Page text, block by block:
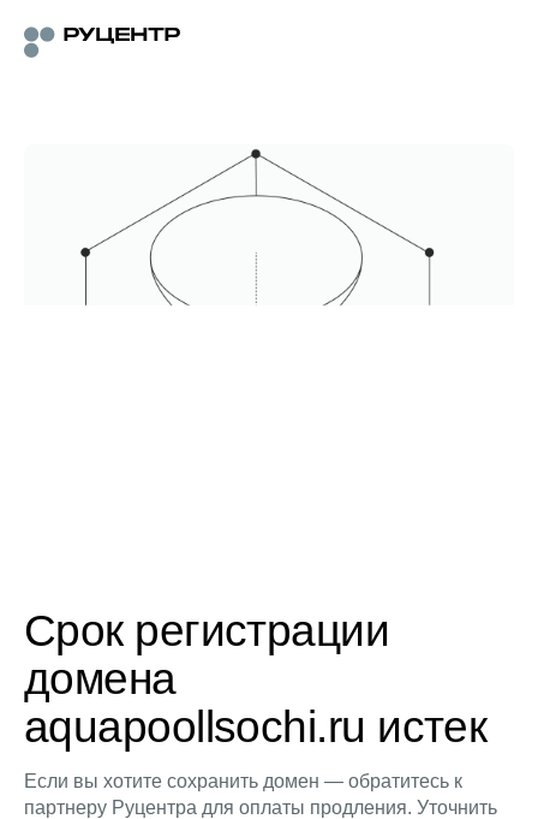
Срок регистрации
домена
aquapoollsochi.ru истек
Если вы хотите сохранить домен — обратитесь к
партнеру Руцентра для оплаты продления. Уточнить